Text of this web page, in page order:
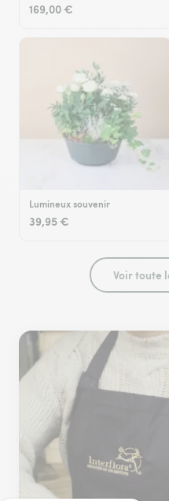
169,00 €
Lumineux souvenir
39,95 €
Voir toute